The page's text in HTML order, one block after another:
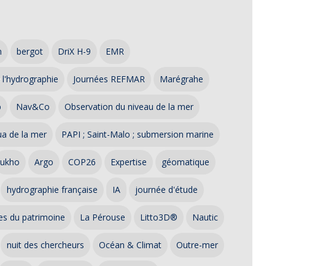
bergot DriX H-9 EMR
Journées REFMAR Marégrahe
Nav&Co Observation du niveau de la mer
de la mer PAPI ; Saint-Malo ; submersion marine
ukho Argo COP26 Expertise géomatique
hydrographie française IA journée d'étude
du patrimoine La Pérouse Litto3D® Nautic
nuit des chercheurs Océan & Climat Outre-mer